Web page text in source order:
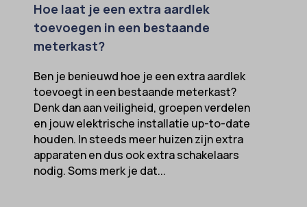
Hoe laat je een extra aardlek
toevoegen in een bestaande
meterkast?
Ben je benieuwd hoe je een extra aardlek
toevoegt in een bestaande meterkast?
Denk dan aan veiligheid, groepen verdelen
en jouw elektrische installatie up-to-date
houden. In steeds meer huizen zijn extra
apparaten en dus ook extra schakelaars
nodig. Soms merk je dat...